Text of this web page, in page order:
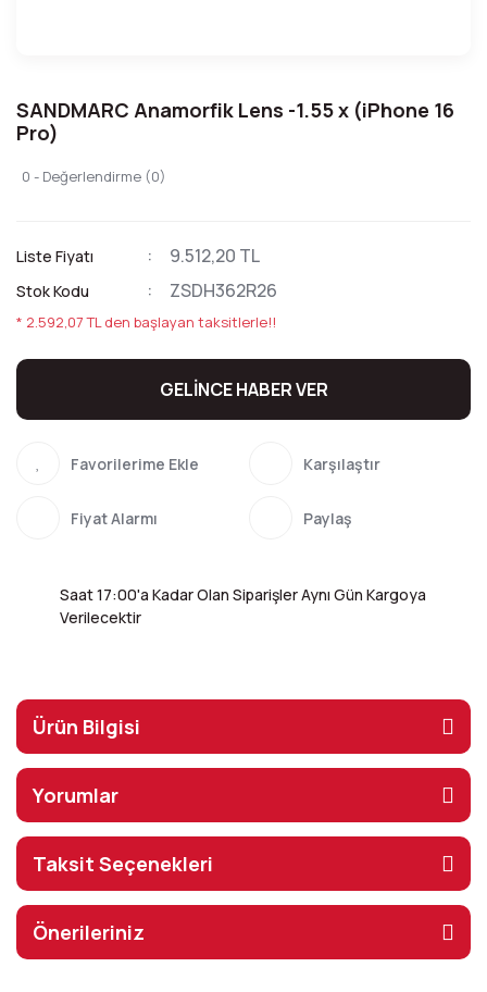
SANDMARC Anamorfik Lens -1.55 x (iPhone 16
Pro)
0 - Değerlendirme (0)
Liste Fiyatı 9.512,20 TL
Stok Kodu ZSDH362R26
* 2.592,07 TL den başlayan taksitlerle!!
GELİNCE HABER VER
Karşılaştır
Fiyat Alarmı Paylaş
Saat 17:00'a Kadar Olan Siparişler Aynı Gün Kargoya
Verilecektir
Ürün Bilgisi
Yorumlar
Taksit Seçenekleri
Önerileriniz